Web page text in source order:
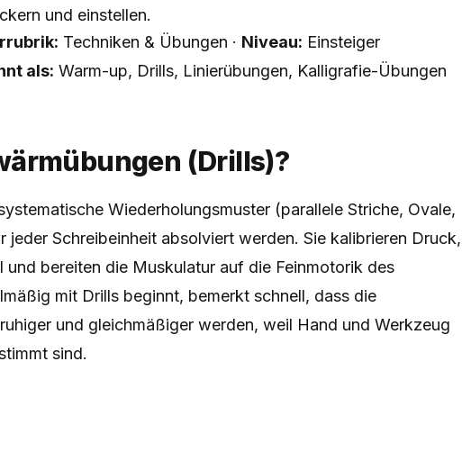
und einstellen.
Techniken & Übungen · Niveau: Einsteiger
als: Warm-up, Drills, Linierübungen, Kalligrafie-Übungen
(Drills)?
Wiederholungsmuster (parallele Striche, Ovale,
jeder Schreibeinheit absolviert werden. Sie kalibrieren Druck,
und bereiten die Muskulatur auf die Feinmotorik des
mit Drills beginnt, bemerkt schnell, dass die
und gleichmäßiger werden, weil Hand und Werkzeug
sind.